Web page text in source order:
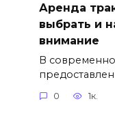
Аренда
выбрать и
внимание
В
0 1к.